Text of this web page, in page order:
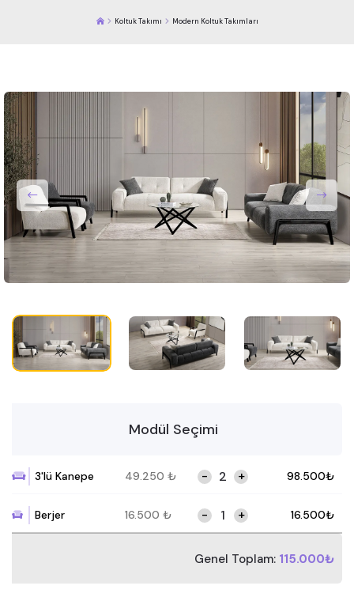
Koltuk Takımı Modern Koltuk Takımları
Modül Seçimi
3'lü Kanepe 49.250 ₺ - + 98.500₺
Berjer 16.500 ₺ - + 16.500₺
Genel Toplam: 115.000₺